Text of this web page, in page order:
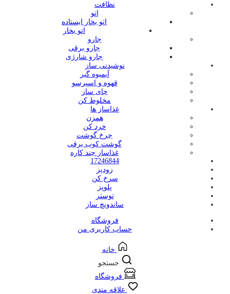
نظافت
اتو
اتو بخار ایستاده
اتو بخار
جارو
جارو برقی
جارو شارژی
نوشیدنی ساز
آبمیوه گیر
قهوه و اسپرسو
چای ساز
مخلوط کن
غذاساز ها
همزن
خرد کن
چرخ گوشت
گوشت کوب برقی
غذاساز چند کاره
17246844
زودپز
سرخ کن
پلوپز
توستر
ساندویچ ساز
فروشگاه
حساب کاربری من
خانه
جستجو
فروشگاه
علاقه مندی